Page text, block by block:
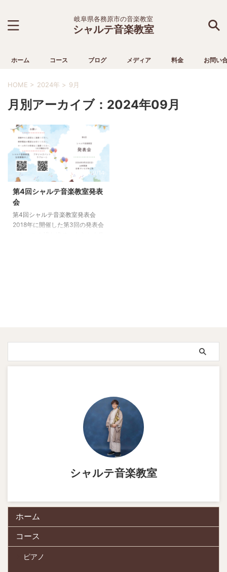
岐阜県各務原市の音楽教室
シャルテ音楽教室
ホーム コース ブログ メディア 料金 お問い
HOME > 2024年 > 9月
月別アーカイブ：2024年09月
2024/9/14
第4回シャルテ音楽教室発表
会
第4回シャルテ音楽教室発表会
2018年に開催した第3回の発表会
ペット、フルート、ビッグバンド
シャルテ音楽教室
ホーム
コース
ピアノ